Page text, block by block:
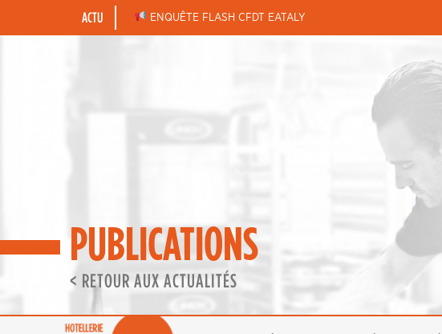
to
ACTU ENQUÊTE FLASH CFDT EATALY
BONNES FÊTES DE FIN D’ANNÉE
PUBLICATIONS
< RETOUR AUX ACTUALITÉS